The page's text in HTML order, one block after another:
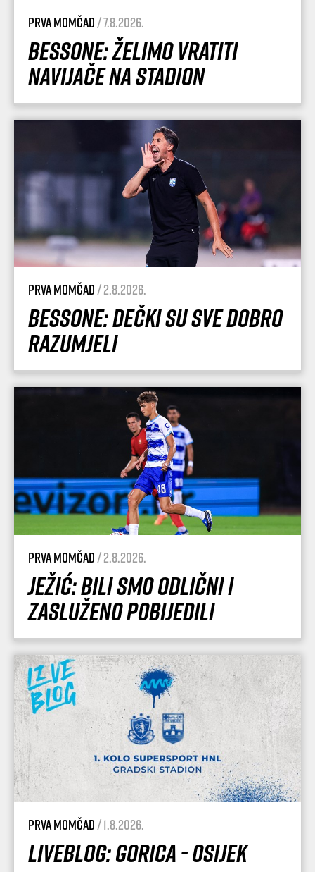
Prva momčad/ 7.8.2026.
Bessone: Želimo vratiti
navijače na stadion
Prva momčad/ 2.8.2026.
Bessone: Dečki su sve dobro
razumjeli
Prva momčad/ 2.8.2026.
Ježić: Bili smo odlični i
zasluženo pobijedili
Prva momčad/ 1.8.2026.
Liveblog: Gorica - Osijek